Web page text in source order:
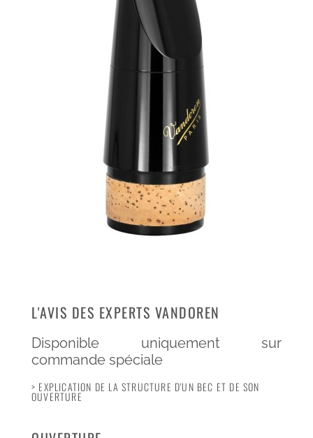
L'AVIS DES EXPERTS VANDOREN
Disponible uniquement sur
commande spéciale
> EXPLICATION DE LA STRUCTURE D'UN BEC ET DE SON
OUVERTURE